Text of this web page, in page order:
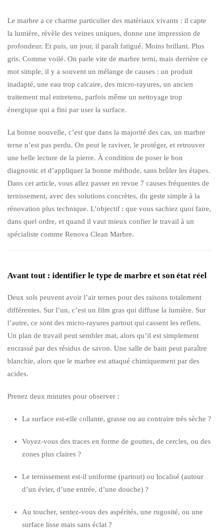
Le marbre a ce charme particulier des matériaux vivants : il capte
la lumière, révèle des veines uniques, donne une impression de
profondeur. Et puis, un jour, il paraît fatigué. Moins brillant. Plus
gris. Comme voilé. On parle vite de marbre terni, mais derrière ce
mot simple, il y a souvent un mélange de causes : un produit
inadapté, une eau trop calcaire, des micro-rayures, un ancien
traitement mal entretenu, parfois même un nettoyage trop
énergique qui a fini par user la surface.
La bonne nouvelle, c’est que dans la majorité des cas, un marbre
terne n’est pas perdu. On peut le raviver, le protéger, et retrouver
une belle lecture de la pierre. À condition de poser le bon
diagnostic et d’appliquer la bonne méthode, sans brûler les étapes.
Dans cet article, vous allez passer en revue 7 causes fréquentes de
ternissement, avec des solutions concrètes, du geste simple à la
rénovation plus technique. L’objectif : que vous sachiez quoi faire,
dans quel ordre, et quand il vaut mieux confier le travail à un
spécialiste comme Renova Clean Marbre.
Avant tout : identifier le type de marbre et son état réel
Deux sols peuvent avoir l’air ternes pour des raisons totalement
différentes. Sur l’un, c’est un film gras qui diffuse la lumière. Sur
l’autre, ce sont des micro-rayures partout qui cassent les reflets.
Un plan de travail peut sembler mat, alors qu’il est simplement
encrassé par des résidus de savon. Une salle de bain peut paraître
blanchie, alors que le marbre est attaqué chimiquement par des
acides.
Prenez deux minutes pour observer :
La surface est-elle collante, grasse ou au contraire très sèche ?
Voyez-vous des traces en forme de gouttes, de cercles, ou des
zones plus claires ?
Le ternissement est-il uniforme (partout) ou localisé (autour
d’un évier, d’une entrée, d’une douche) ?
Au toucher, sentez-vous des aspérités, une rugosité, ou une
surface lisse mais sans éclat ?